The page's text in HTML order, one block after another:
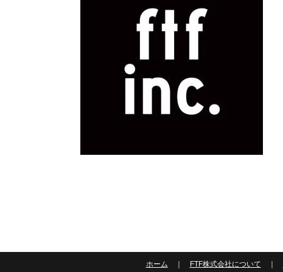
ホーム FTF株式会社について